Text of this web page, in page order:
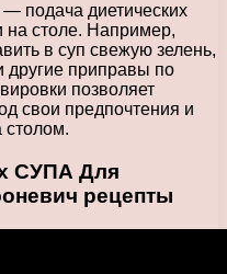
подача диетических
на столе. Например,
в суп свежую зелень,
другие приправы по
позволяет
свои предпочтения и
столом.
СУПА Для
рецепты